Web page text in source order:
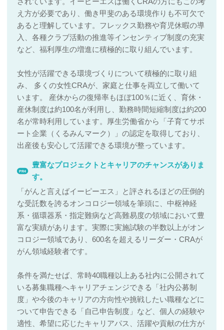
え方が必要であり、働き甲斐のある環境作りも不可欠で
あると理解しています。フレックス勤務や育児休暇の導
入、各種クラブ活動の推進等インセンティブ制度の充実
など、福利厚生の増進に積極的に取り組んでいます。
女性が活躍できる環境づくりについて積極的に取り組
み、 多くの女性CRAが、家庭と仕事を両立して働いて
います。 産休からの復帰率もほぼ100％に近く、育休・
産休制度は約100名が利用し、勤務時間短縮制度は約200
名が常時利用しています。厚生労働省から「子育てサポ
ート企業（くるみんマーク）」の認定を取得しており、
出産後も安心して活躍できる環境が整っています。
PR4
豊富なプロジェクトとキャリアのチャンスがありま
す。
「がんと言えばイーピーエス」と評されるほどの圧倒的
な受託数を誇るオンコロジー領域を筆頭に、中枢神経
系・循環器系・指定難病など高難易度の領域において豊
富な実績があります。実際に実施試験の半数以上がオン
コロジー領域であり、600名を超えるリーダー・CRAが
がん領域経験者です。
条件を満たせば、常時40職種以上ある社内に公開されて
いる募集職種へキャリアチェンジできる「社内公募制
度」や今後のキャリアの方向性や挑戦したい職種などに
ついて申告できる「自己申告制度」など、個人の経験や
適性、希望に応じたキャリアパス、活躍や貢献の仕方が